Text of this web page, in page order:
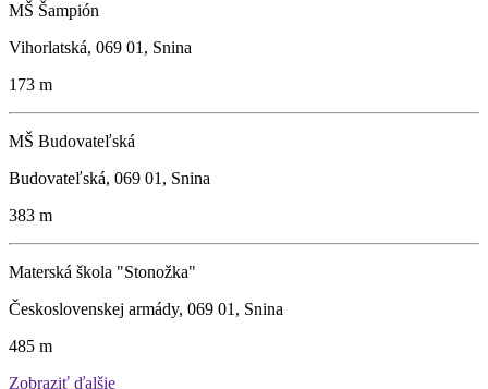
MŠ Šampión
Vihorlatská, 069 01, Snina
173 m
MŠ Budovateľská
Budovateľská, 069 01, Snina
383 m
Materská škola "Stonožka"
Československej armády, 069 01, Snina
485 m
Zobraziť ďalšie